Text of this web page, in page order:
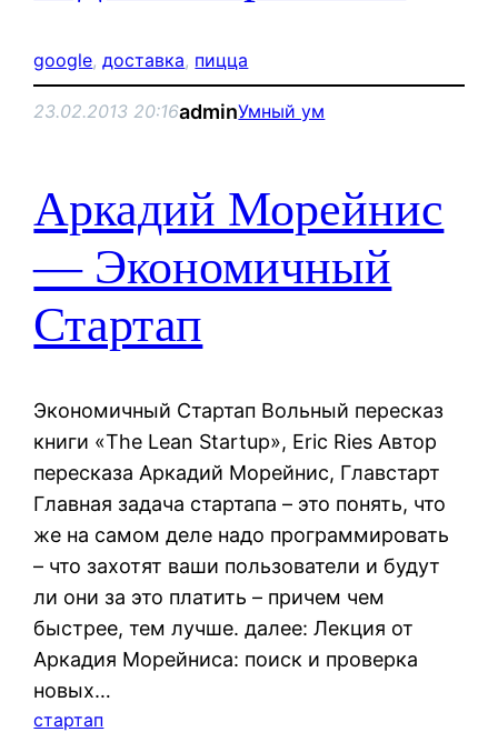
google, доставка, пицца
23.02.2013 20:16adminУмный ум
Аркадий Морейнис
— Экономичный
Стартап
Экономичный Стартап Вольный пересказ
книги «The Lean Startup», Eric Ries Автор
пересказа Аркадий Морейнис, Главстарт
Главная задача стартапа – это понять, что
же на самом деле надо программировать
– что захотят ваши пользователи и будут
ли они за это платить – причем чем
быстрее, тем лучше. далее: Лекция от
Аркадия Морейниса: поиск и проверка
новых…
стартап